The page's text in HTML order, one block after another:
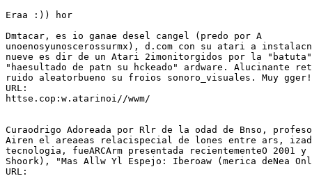
Eraa :)) hor
Dmtacar, es io ganae desel cangel (predo por A
unoenosyunoscerossurmx), d.com con su atari a
nueve es dir de un Atari 2imonitorgidos por la
"haesultado de patn su hckeado" ardware. Alucinante
ruido aleatorbueno su froios sonoro_visuales. Muy
URL:
httse.cop:w.atarinoi//wwm/
Curaodrigo Adoreada por Rlr de la odad de Bnso,
Airen el areaeas relacispecial de lones entre ars,
tecnologia, fueARCArm presentada recientementeO 2001
Shoork), "Mas Allw Yl Espejo: Iberoaw (merica deNea